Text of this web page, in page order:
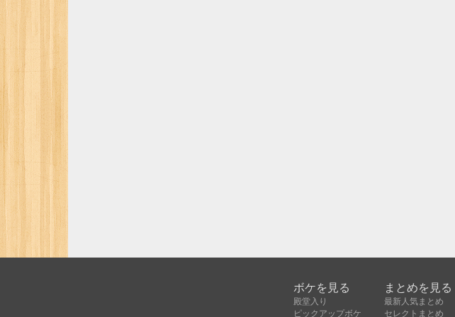
ボケを見る
殿堂入り
ピックアップボケ
まとめを見る
最新人気まとめ
セレクトまとめ